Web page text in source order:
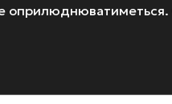
оприлюднюватиметься.